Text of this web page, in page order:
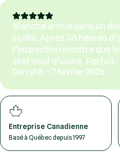
Manche arrivé dans un
scellé. Après 36 heures
l’inspection montre que
état neuf d’usine. Parfait.
Darryl R. – 7 février 2026
Entreprise Canadienne
Basé à Québec depuis 1997